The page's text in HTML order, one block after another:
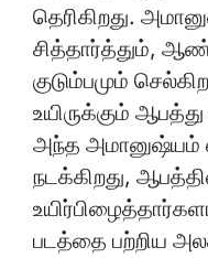
தெரிகிறது.
சித்தார்த்தும்,
குடும்பமும்
உயிருக்கும் ஆபத்து
அந்த அமானுஷ்யம்
நடக்கிறது,
படத்தை பற்றிய